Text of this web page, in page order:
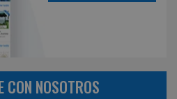
CON NOSOTROS